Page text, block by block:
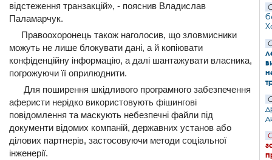
відстеження транзакцій», - пояснив Владислав
Паламарчук.
Правоохоронець також наголосив, що зловмисники
можуть не лише блокувати дані, а й копіювати
конфіденційну інформацію, а далі шантажувати власника,
погрожуючи її оприлюднити.
Для поширення шкідливого програмного забезпечення
аферисти нерідко використовують фішингові
повідомлення та маскують небезпечні файли під
документи відомих компаній, державних установ або
ділових партнерів, застосовуючи методи соціальної
інженерії.